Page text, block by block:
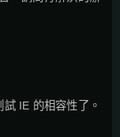
IE 的相容性了。